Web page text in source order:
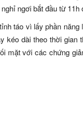
ngơi bắt đầu từ 11h
táo vì lấy phần
kéo dài theo thời gian
mặt với các chứng